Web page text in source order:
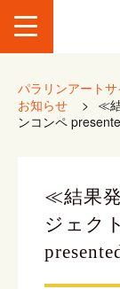
パラリンアート
お知らせ
> ≪
ンコンペ
≪結果
ジェク